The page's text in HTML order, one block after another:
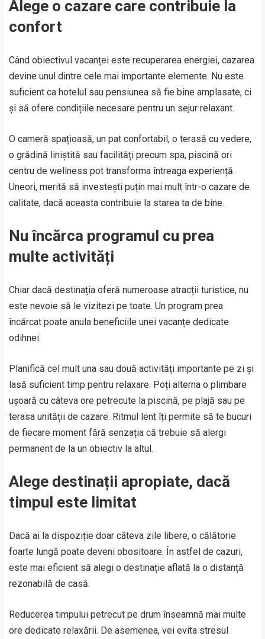
Alege o cazare care contribuie la
confort
Când obiectivul vacanței este recuperarea energiei, cazarea
devine unul dintre cele mai importante elemente. Nu este
suficient ca hotelul sau pensiunea să fie bine amplasate, ci
și să ofere condițiile necesare pentru un sejur relaxant.
O cameră spațioasă, un pat confortabil, o terasă cu vedere,
o grădină liniștită sau facilități precum spa, piscină ori
centru de wellness pot transforma întreaga experiență.
Uneori, merită să investești puțin mai mult într-o cazare de
calitate, dacă aceasta contribuie la starea ta de bine.
Nu încărca programul cu prea
multe activități
Chiar dacă destinația oferă numeroase atracții turistice, nu
este nevoie să le vizitezi pe toate. Un program prea
încărcat poate anula beneficiile unei vacanțe dedicate
odihnei.
Planifică cel mult una sau două activități importante pe zi și
lasă suficient timp pentru relaxare. Poți alterna o plimbare
ușoară cu câteva ore petrecute la piscină, pe plajă sau pe
terasa unității de cazare. Ritmul lent îți permite să te bucuri
de fiecare moment fără senzația că trebuie să alergi
permanent de la un obiectiv la altul.
Alege destinații apropiate, dacă
timpul este limitat
Dacă ai la dispoziție doar câteva zile libere, o călătorie
foarte lungă poate deveni obositoare. În astfel de cazuri,
este mai eficient să alegi o destinație aflată la o distanță
rezonabilă de casă.
Reducerea timpului petrecut pe drum înseamnă mai multe
ore dedicate relaxării. De asemenea, vei evita stresul